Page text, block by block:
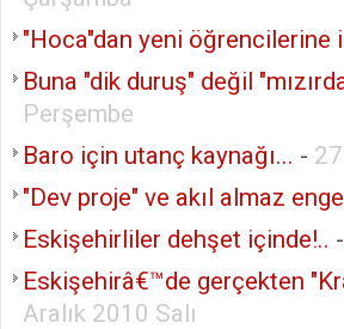
"Hoca"dan yeni öğrencilerine
Buna "dik duruş" değil
Perşembe
Baro için utanç kaynağı... -
"Dev proje" ve akıl almaz
Eskişehirliler dehşet içinde!.. -
Eskişehirâ€™de gerçekten
Aralık 2010 Salı